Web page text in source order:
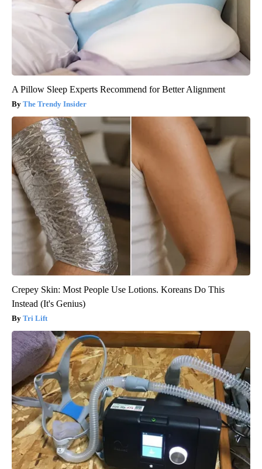
A Pillow Sleep Experts Recommend for Better Alignment
The Trendy Insider
Crepey Skin: Most People Use Lotions. Koreans Do This
Instead (It's Genius)
Tri Lift